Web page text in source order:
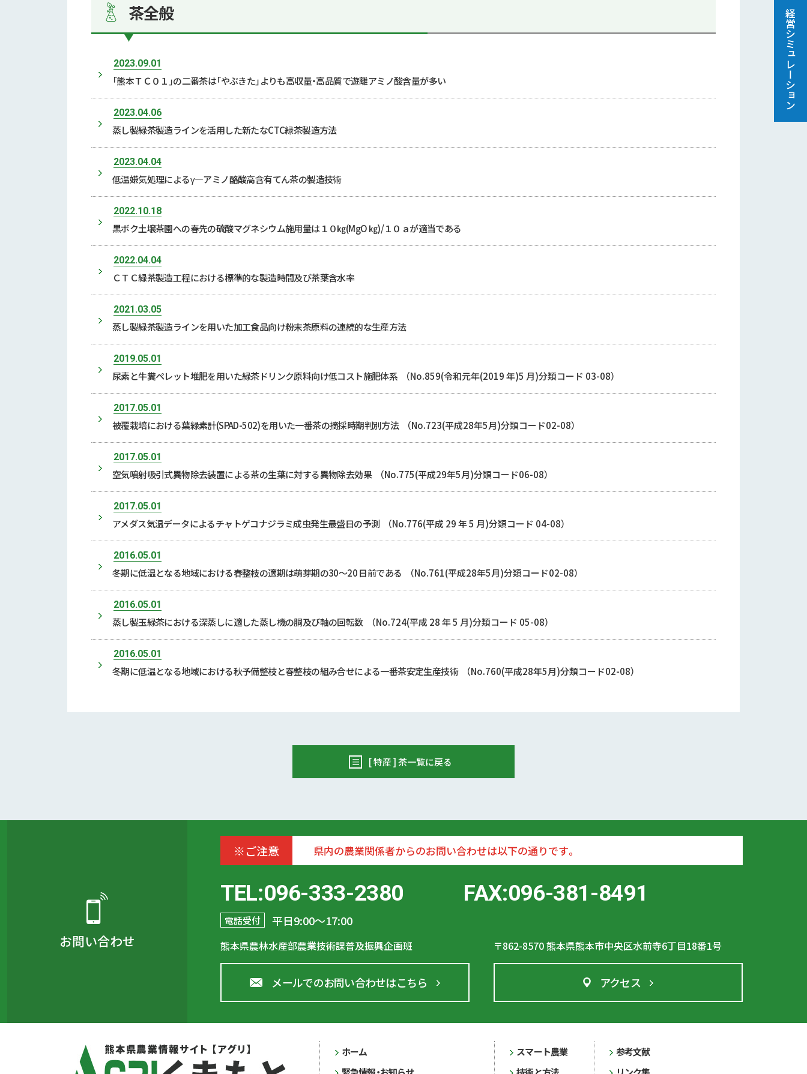
経営シミュレーション
茶全般
2023.09.01
「熊本ＴＣ０１」の二番茶は「やぶきた」よりも高収量・高品質で遊離アミノ酸含量が多い
2023.04.06
蒸し製緑茶製造ラインを活用した新たなCTC緑茶製造方法
2023.04.04
低温嫌気処理によるγ―アミノ酪酸高含有てん茶の製造技術
2022.10.18
黒ボク土壌茶園への春先の硫酸マグネシウム施用量は１０㎏(MgO ㎏)/１０ａが適当である
2022.04.04
ＣＴＣ緑茶製造工程における標準的な製造時間及び茶葉含水率
2021.03.05
蒸し製緑茶製造ラインを用いた加工食品向け粉末茶原料の連続的な生産方法
2019.05.01
尿素と牛糞ペレット堆肥を用いた緑茶ドリンク原料向け低コスト施肥体系 （No.859(令和元年(2019 年)5 月)分類コード 03-08）
2017.05.01
被覆栽培における葉緑素計(SPAD-502)を用いた一番茶の摘採時期判別方法 （No.723(平成28年5月)分類コード02-08）
2017.05.01
空気噴射吸引式異物除去装置による茶の生葉に対する異物除去効果 （No.775(平成29年5月)分類コード06-08）
2017.05.01
アメダス気温データによるチャトゲコナジラミ成虫発生最盛日の予測 （No.776(平成 29 年 5 月)分類コード 04-08）
2016.05.01
冬期に低温となる地域における春整枝の適期は萌芽期の30〜20 日前である （No.761(平成28年5月)分類コード02-08）
2016.05.01
蒸し製玉緑茶における深蒸しに適した蒸し機の胴及び軸の回転数 （No.724(平成 28 年 5 月)分類コード 05-08）
2016.05.01
冬期に低温となる地域における秋予備整枝と春整枝の組み合せによる一番茶安定生産技術 （No.760(平成28年5月)分類コード02-08）
[ 特産 ] 茶一覧に戻る
お問い合わせ
※ご注意 県内の農業関係者からのお問い合わせは以下の通りです。
TEL:096-333-2380
電話受付 平日9:00〜17:00
FAX:096-381-8491
熊本県農林水産部農業技術課普及振興企画班 〒862-8570熊本県熊本市中央区水前寺6丁目18番1号
メールでのお問い合わせはこちら アクセス
ホーム
スマート農業
参考文献